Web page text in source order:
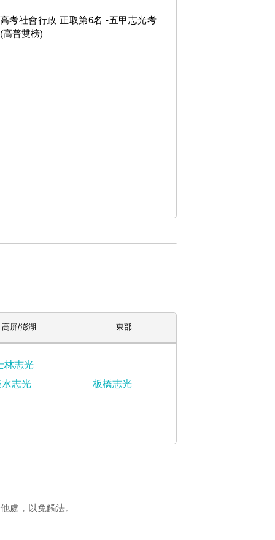
考社會行政 正取第6名 -五甲志光考
高普雙榜)
高屏/澎湖 東部
林志光
水志光
板橋志光
處，以免觸法。